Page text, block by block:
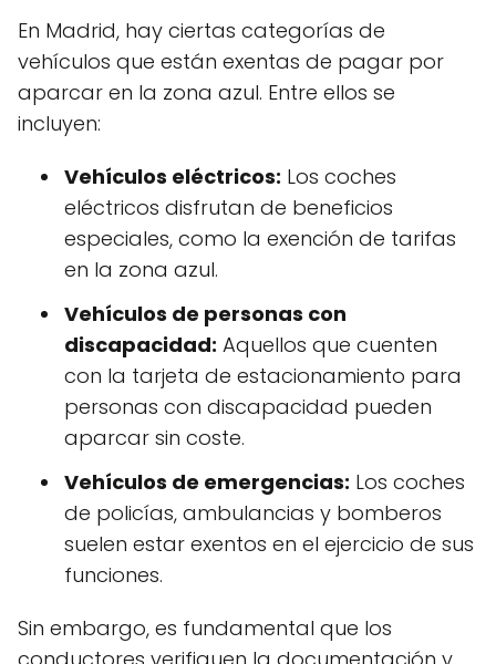
En Madrid, hay ciertas categorías de
vehículos que están exentas de pagar por
aparcar en la zona azul. Entre ellos se
incluyen:
Vehículos eléctricos: Los coches
eléctricos disfrutan de beneficios
especiales, como la exención de tarifas
en la zona azul.
Vehículos de personas con
discapacidad: Aquellos que cuenten
con la tarjeta de estacionamiento para
personas con discapacidad pueden
aparcar sin coste.
Vehículos de emergencias: Los coches
de policías, ambulancias y bomberos
suelen estar exentos en el ejercicio de sus
funciones.
Sin embargo, es fundamental que los